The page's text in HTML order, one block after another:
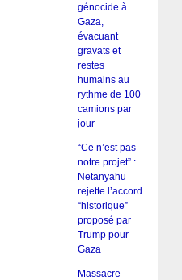
génocide à
Gaza,
évacuant
gravats et
restes
humains au
rythme de 100
camions par
jour
“Ce n’est pas
notre projet” :
Netanyahu
rejette l’accord
“historique”
proposé par
Trump pour
Gaza
Massacre